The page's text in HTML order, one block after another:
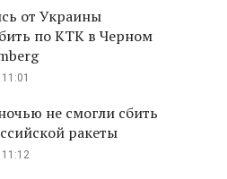
от Украины
по КТК в Черном
не смогли сбить
ракеты
11:12